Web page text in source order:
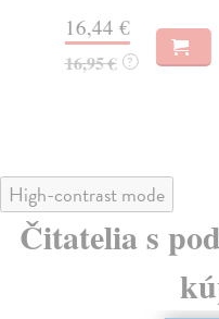
16,44 €
16,95 € ?
High-contrast mode
Čitatelia s